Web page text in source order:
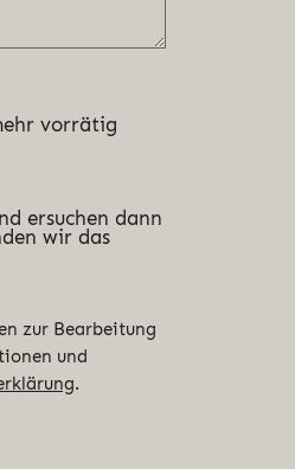
vorrätig
ersuchen dann
wir das
zur Bearbeitung
und
.